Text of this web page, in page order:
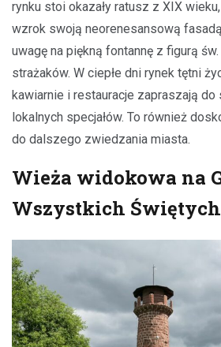
rynku stoi okazały ratusz z XIX
wzrok swoją neorenesansową
uwagę na piękną fontannę z figurą
strażaków. W ciepłe dni rynek tętni
kawiarnie i restauracje zapraszają do
lokalnych specjałów. To również
do dalszego zwiedzania miasta.
Wieża widokowa na
Wszystkich Świętych